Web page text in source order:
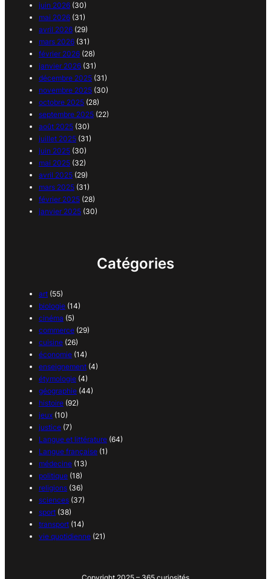
juin 2026 (30)
mai 2026 (31)
avril 2026 (29)
mars 2026 (31)
février 2026 (28)
janvier 2026 (31)
décembre 2025 (31)
novembre 2025 (30)
octobre 2025 (28)
septembre 2025 (22)
août 2025 (30)
juillet 2025 (31)
juin 2025 (30)
mai 2025 (32)
avril 2025 (29)
mars 2025 (31)
février 2025 (28)
janvier 2025 (30)
Catégories
art (55)
biologie (14)
cinéma (5)
commerce (29)
cuisine (26)
économie (14)
enseignement (4)
étymologie (4)
géographie (44)
histoire (92)
jeux (10)
justice (7)
Langue et littérature (64)
Langue française (1)
médecine (13)
politique (18)
religions (36)
sciences (37)
sport (38)
transport (14)
vie quotidienne (21)